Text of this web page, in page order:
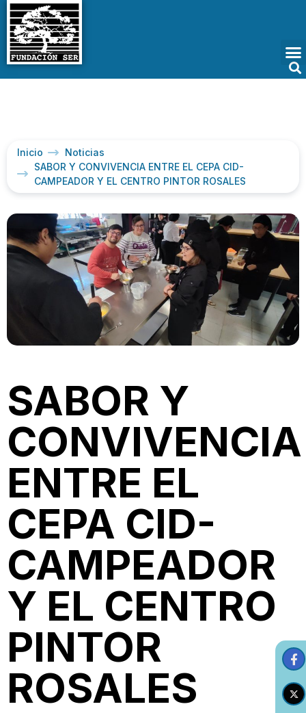
Inicio
Noticias
SABOR Y CONVIVENCIA ENTRE EL CEPA CID-
CAMPEADOR Y EL CENTRO PINTOR ROSALES
SABOR Y
CONVIVENCIA
ENTRE EL
CEPA CID-
CAMPEADOR
Y EL CENTRO
PINTOR
ROSALES